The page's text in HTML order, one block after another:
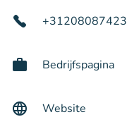
+31208087423
Bedrijfspagina
Website